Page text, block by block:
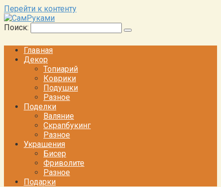
Перейти к контенту
Поиск:
Главная
Декор
Топиарий
Коврики
Подушки
Разное
Поделки
Валяние
Скрапбукинг
Разное
Украшения
Бисер
Фриволите
Разное
Подарки